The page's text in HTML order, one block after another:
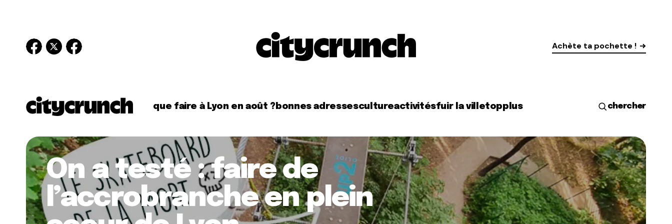
Achète ta pochette !
que faire à Lyon en août ? bonnes adressescultureactivitésfuir la villetopplus chercher
On a testé : faire de
l’accrobranche en plein